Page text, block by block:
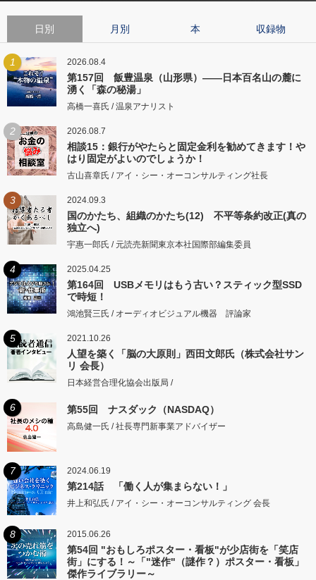
日別 月別 本 収録物
1 2026.08.4
第157回 飯豊温泉（山形県）――日本百名山の麓に
湧く「森の秘湯」
高橋一喜氏 / 温泉アナリスト
2 2026.08.7
相談15：銀行がやたらと固定金利を勧めてきます！や
はり固定がよいのでしょうか！
古山喜章氏 / アイ・シー・オーコンサルティング社長
3 2024.09.3
国のかたち、組織のかたち(12) 不平等条約改正(真の
独立へ)
宇惠一郎氏 / 元読売新聞東京本社国際部編集委員
4 2025.04.25
第164回 USBメモリはもう古い？スティック型SSD
で時短！
鴻池賢三氏 / オーディオビジュアル機器 評論家
5 2021.10.26
人望を築く「脳の大原則」西田文郎氏（株式会社サン
リ 会長）
日本経営合理化協会出版局 /
6 第55回 ナスダック（NASDAQ）
高島健一氏 / 社長専門新事業アドバイザー
7 2024.06.19
第214話 「働く人が集まらない！」
井上和弘氏 / アイ・シー・オーコンサルティング 会長
8 2015.06.26
第54回 "おもしろポスター・看板"が少店街を「笑店
街」にする！～「"迷作"（謎作？）ポスター・看板」
傑作ライブラリー～